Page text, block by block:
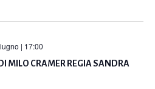
MILO CRAMER REGIA SANDRA
| 17:00